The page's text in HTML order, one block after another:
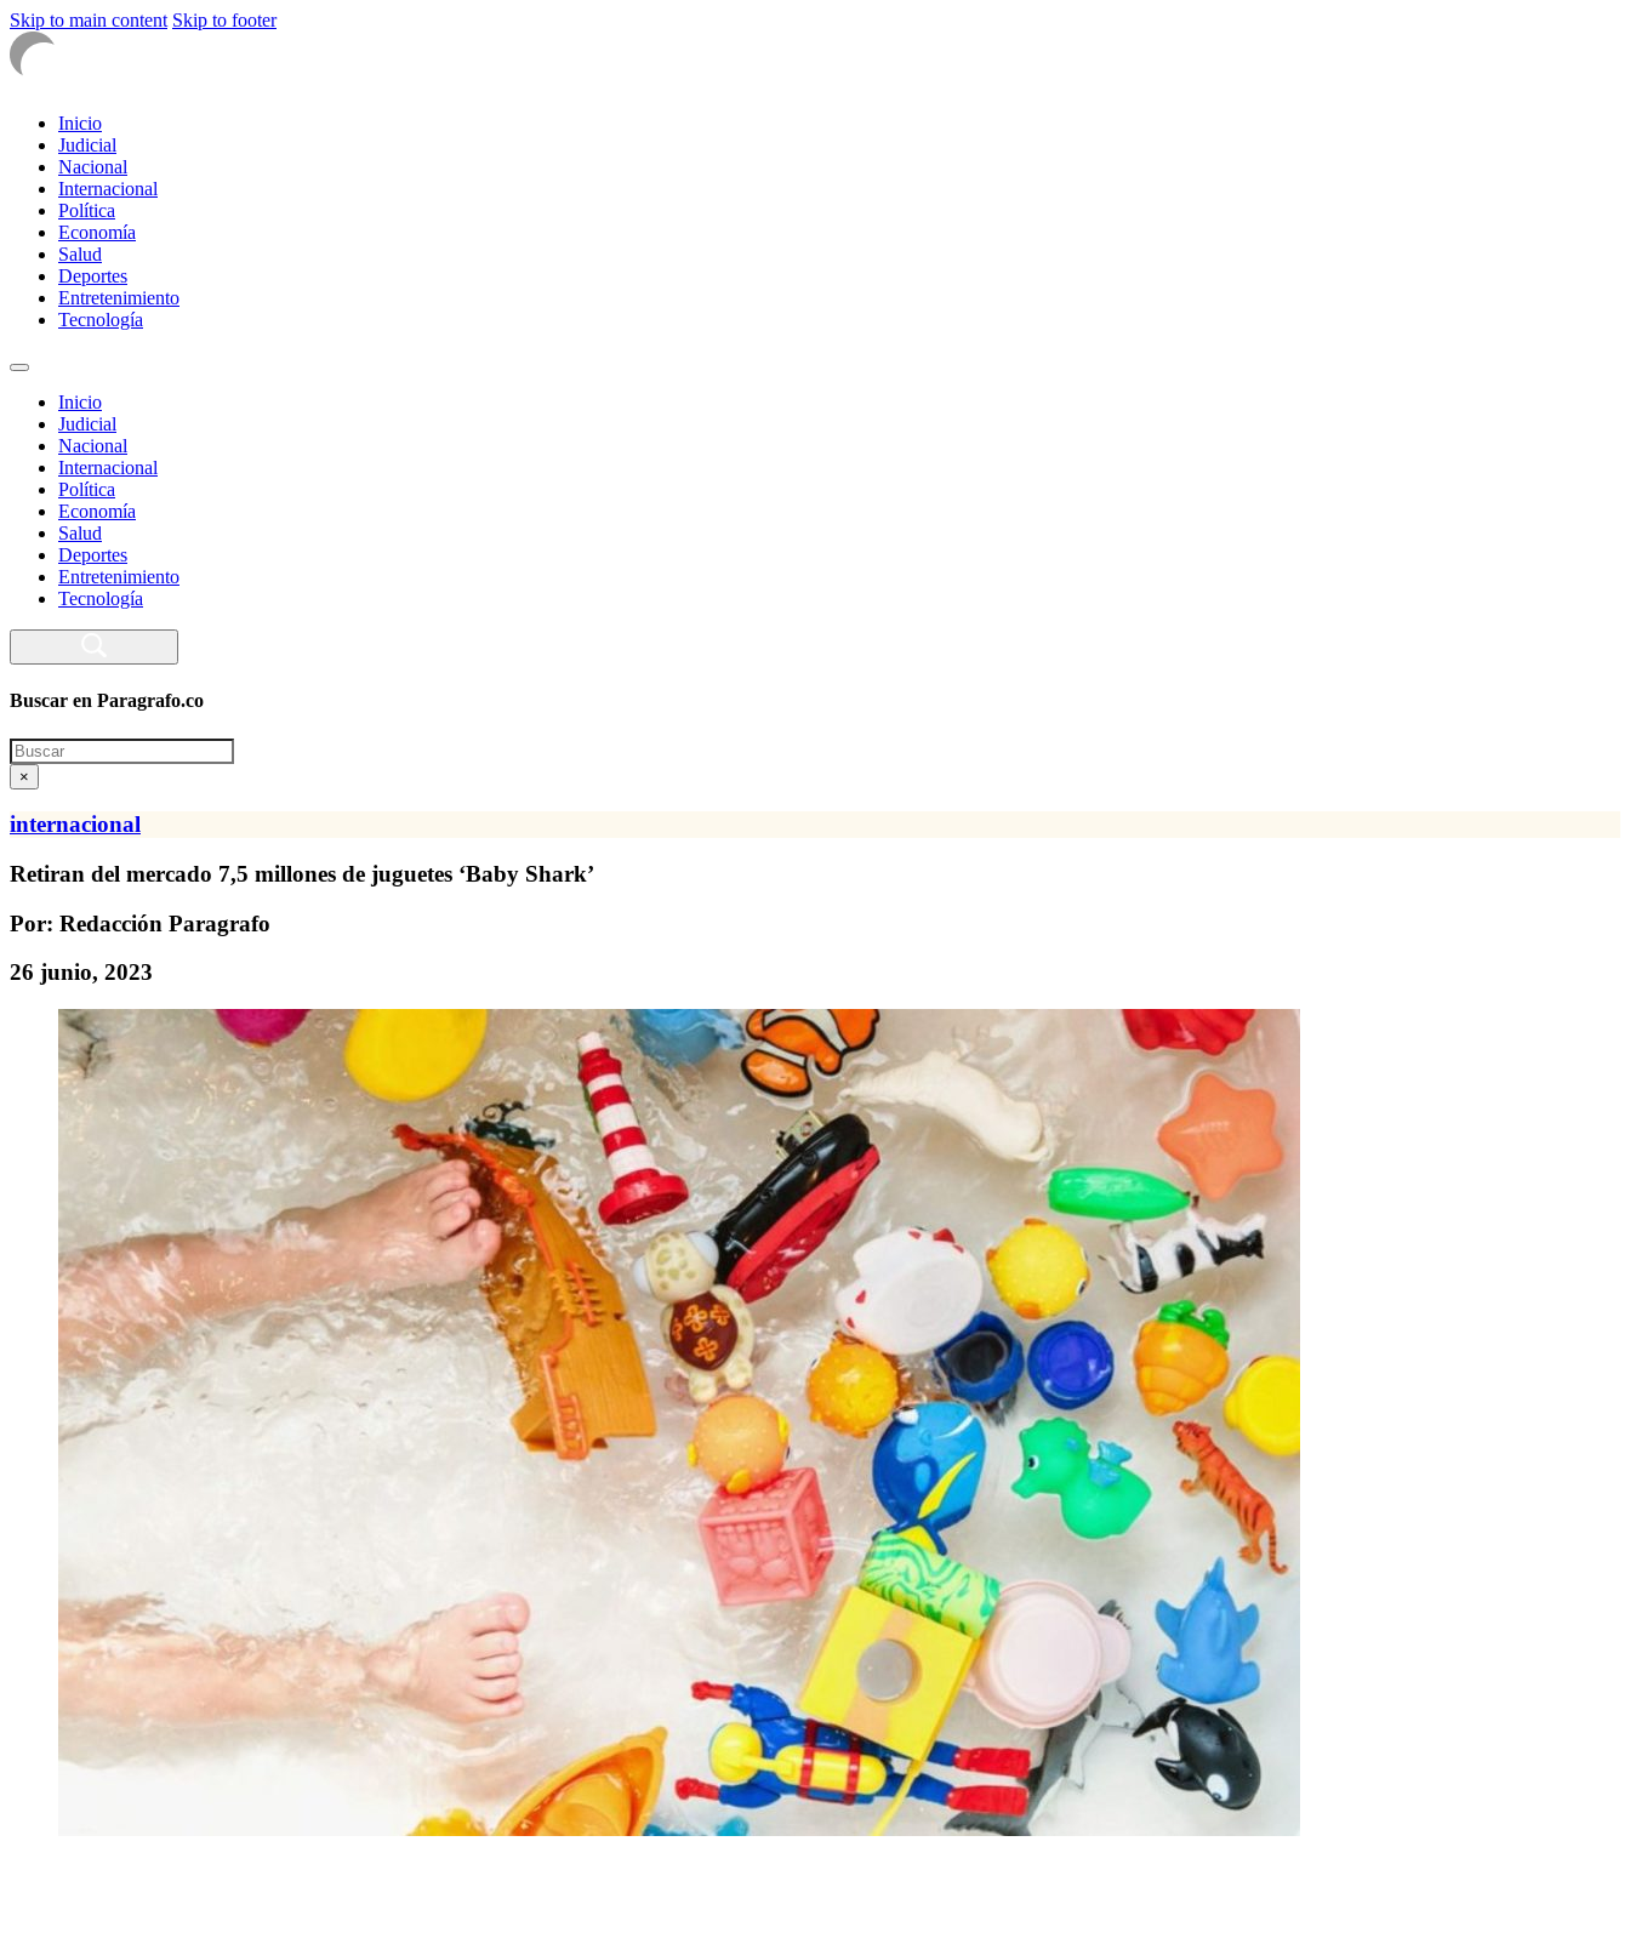
Skip to main content Skip to footer
Inicio
Judicial
Nacional
Internacional
Política
Economía
Salud
Deportes
Entretenimiento
Tecnología
Inicio
Judicial
Nacional
Internacional
Política
Economía
Salud
Deportes
Entretenimiento
Tecnología
Buscar en Paragrafo.co
Search
×
internacional
Retiran del mercado 7,5 millones de juguetes ‘Baby Shark’
Por: Redacción Paragrafo
26 junio, 2023